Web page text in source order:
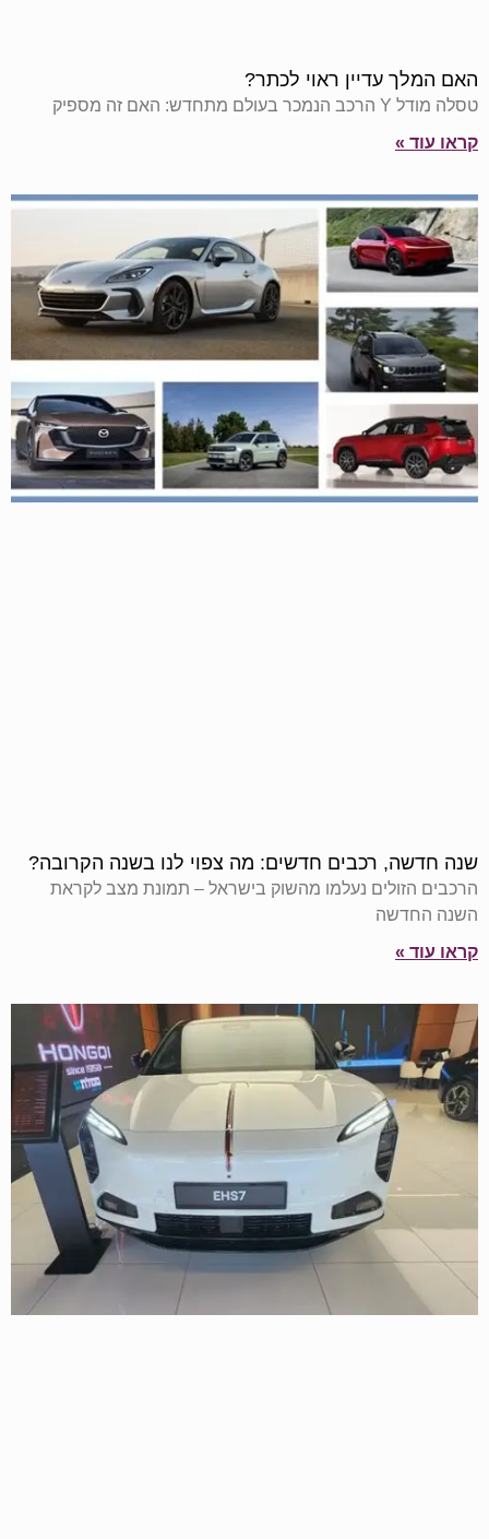
האם המלך עדיין ראוי לכתר?
טסלה מודל Y הרכב הנמכר בעולם מתחדש: האם זה מספיק
קראו עוד »
שנה חדשה, רכבים חדשים: מה צפוי לנו בשנה הקרובה?
הרכבים הזולים נעלמו מהשוק בישראל – תמונת מצב לקראת
השנה החדשה
קראו עוד »